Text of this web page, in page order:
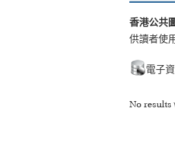
香港公共
供讀者使
電子
No results